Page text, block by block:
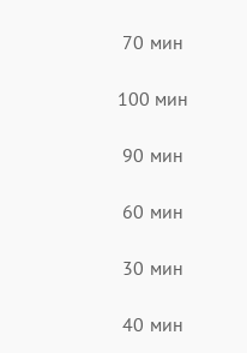
70 мин
100 мин
90 мин
60 мин
30 мин
40 мин